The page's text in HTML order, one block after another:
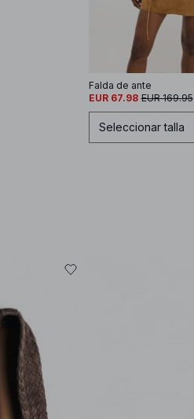
Falda de ante
EUR 67.98 EUR 169.95
Seleccionar talla